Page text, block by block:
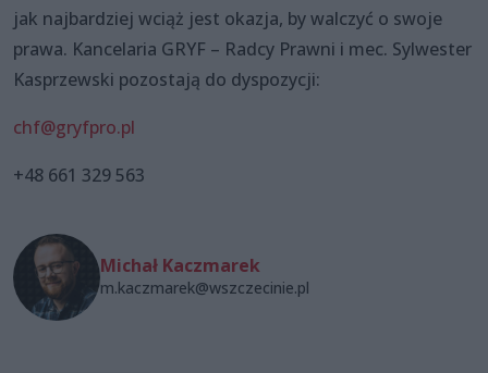
jak najbardziej wciąż jest okazja, by walczyć o swoje
prawa. Kancelaria GRYF – Radcy Prawni i mec. Sylwester
Kasprzewski pozostają do dyspozycji:
chf@gryfpro.pl
+48 661 329 563
Michał Kaczmarek
m.kaczmarek@wszczecinie.pl